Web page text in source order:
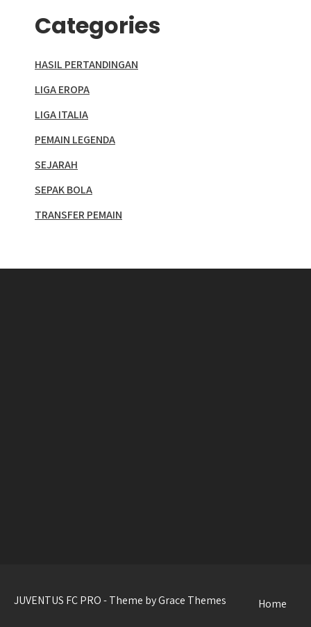
Categories
HASIL PERTANDINGAN
LIGA EROPA
LIGA ITALIA
PEMAIN LEGENDA
SEJARAH
SEPAK BOLA
TRANSFER PEMAIN
JUVENTUS FC PRO - Theme by Grace Themes Home